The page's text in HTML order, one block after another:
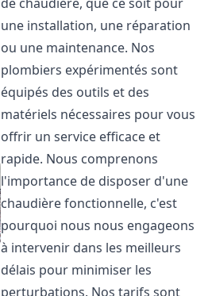
une installation, une réparation
ou une maintenance. Nos
plombiers expérimentés sont
équipés des outils et des
matériels nécessaires pour vous
offrir un service efficace et
rapide. Nous comprenons
l'importance de disposer d'une
chaudière fonctionnelle, c'est
pourquoi nous nous engageons
à intervenir dans les meilleurs
délais pour minimiser les
perturbations. Nos tarifs sont